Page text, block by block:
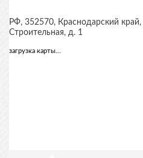
РФ, 352570, Краснодарский
Строительная, д. 1
загрузка карты...